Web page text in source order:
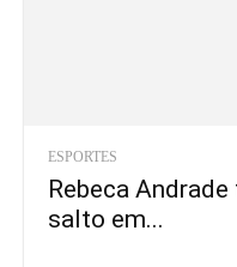
ESPORTES
Rebeca
salto em...